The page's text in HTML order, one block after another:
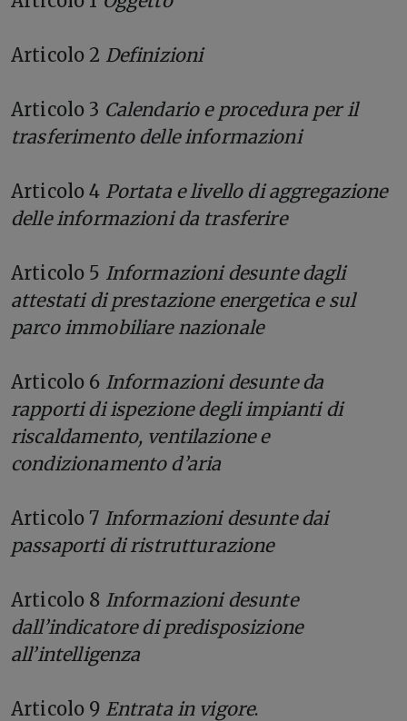
Articolo 2 Definizioni
Articolo 3 Calendario e procedura per il
trasferimento delle informazioni
Articolo 4 Portata e livello di aggregazione
delle informazioni da trasferire
Articolo 5 Informazioni desunte dagli
attestati di prestazione energetica e sul
parco immobiliare nazionale
Articolo 6 Informazioni desunte da
rapporti di ispezione degli impianti di
riscaldamento, ventilazione e
condizionamento d’aria
Articolo 7 Informazioni desunte dai
passaporti di ristrutturazione
Articolo 8 Informazioni desunte
dall’indicatore di predisposizione
all’intelligenza
Articolo 9 Entrata in vigore.